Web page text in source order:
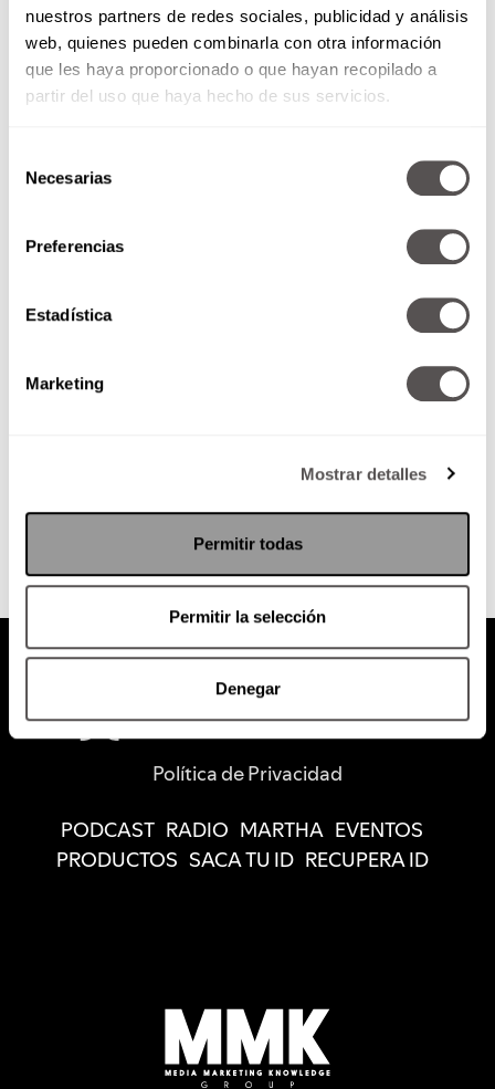
nuestros partners de redes sociales, publicidad y análisis
web, quienes pueden combinarla con otra información
que les haya proporcionado o que hayan recopilado a
partir del uso que haya hecho de sus servicios.
Necesarias
Preferencias
Estadística
Marketing
Mostrar detalles
Permitir todas
Permitir la selección
Denegar
Política de Privacidad
PODCAST RADIO MARTHA EVENTOS
PRODUCTOS SACA TU ID RECUPERA ID